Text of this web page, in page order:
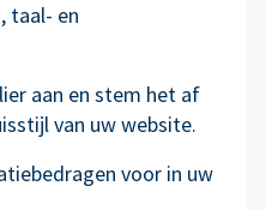
taal- en
aan en stem het af
van uw website.
voor in uw